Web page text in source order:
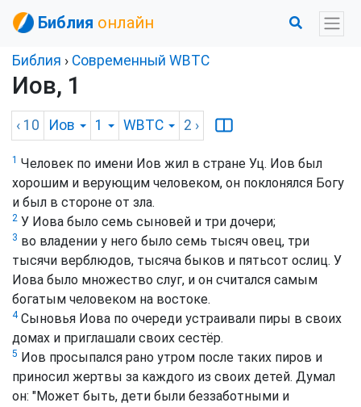
Библия онлайн
Библия › Cовременный WBTC
Иов, 1
‹ 10 Иов 1 WBTC 2 ›
1 Человек по имени Иов жил в стране Уц. Иов был
хорошим и верующим человеком, он поклонялся Богу
и был в стороне от зла.
2 У Иова было семь сыновей и три дочери;
3 во владении у него было семь тысяч овец, три
тысячи верблюдов, тысяча быков и пятьсот ослиц. У
Иова было множество слуг, и он считался самым
богатым человеком на востоке.
4Сыновья Иова по очереди устраивали пиры в своих
домах и приглашали своих сестёр.
5 Иов просыпался рано утром после таких пиров и
приносил жертвы за каждого из своих детей. Думал
он: "Может быть, дети были беззаботными и